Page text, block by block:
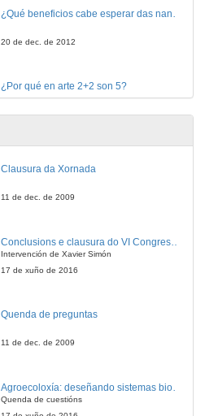
20 de dec. de 2012
¿Por qué en arte 2+2 son 5?
20 de dec. de 2012
20 de dec. de 2012
9 de xul. de 2013
Clausura da Xornada
11 de dec. de 2009
Intervención de Xavier Simón
17 de xuño de 2016
Quenda de preguntas
11 de dec. de 2009
Quenda de cuestións